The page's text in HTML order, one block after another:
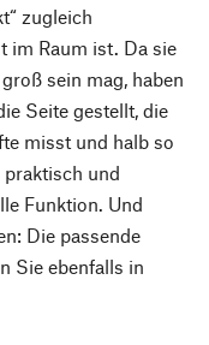
zugleich
im Raum ist. Da sie
sein mag, haben
Seite gestellt, die
misst und halb so
praktisch und
Funktion. Und
Die passende
Sie ebenfalls in